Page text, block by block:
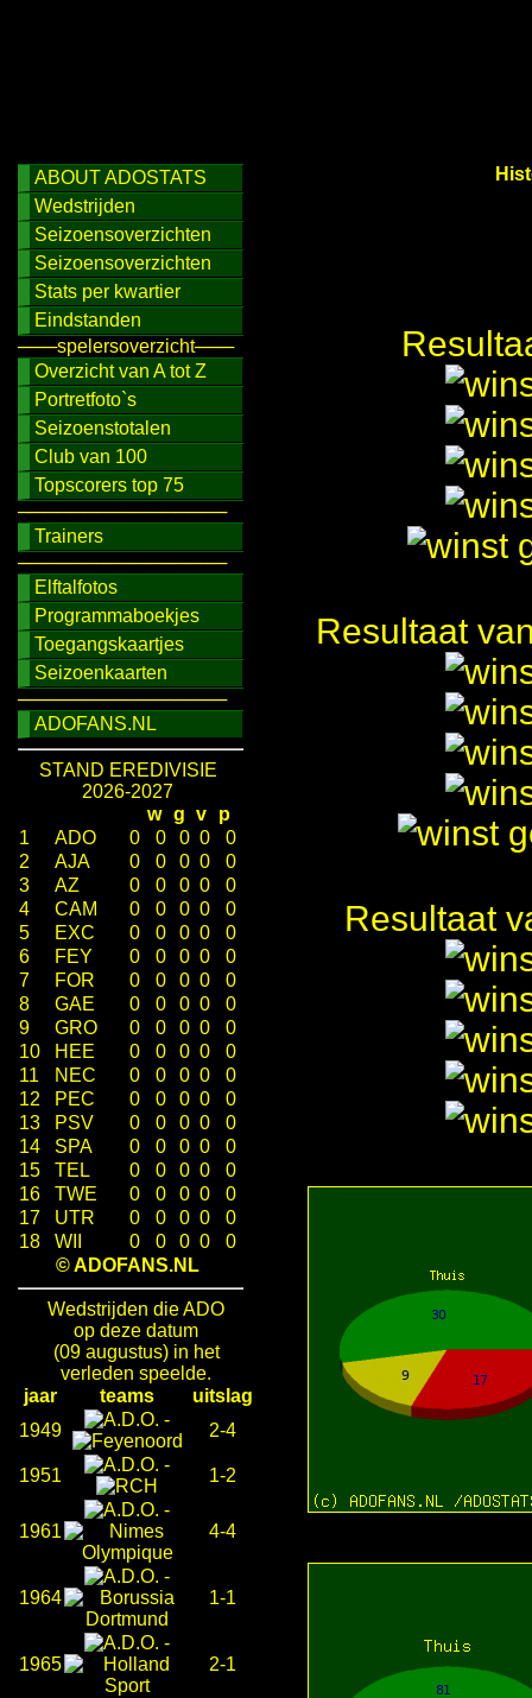
ABOUT ADOSTATS
Wedstrijden
Seizoensoverzichten
Seizoensoverzichten
Stats per kwartier
Eindstanden
───spelersoverzicht───
Overzicht van A tot Z
Portretfoto`s
Seizoenstotalen
Club van 100
Topscorers top 75
────────────────
Trainers
────────────────
Elftalfotos
Programmaboekjes
Toegangskaartjes
Seizoenkaarten
────────────────
ADOFANS.NL
STAND EREDIVISIE
2026-2027
w g v
p
1
ADO 0 0 0 0
0
2
AJA 0 0 0 0
0
3
AZ 0 0 0 0
0
4
CAM 0 0 0 0
0
5
EXC 0 0 0 0
0
6
FEY 0 0 0 0
0
7
FOR 0 0 0 0
0
8
GAE 0 0 0 0
0
9
GRO 0 0 0 0
0
10
HEE 0 0 0 0
0
11
NEC 0 0 0 0
0
12
PEC 0 0 0 0
0
13
PSV 0 0 0 0
0
14
SPA 0 0 0 0
0
15
TEL 0 0 0 0
0
16
TWE 0 0 0 0
0
17
UTR 0 0 0 0
0
18
WII 0 0 0 0
0
© ADOFANS.NL
Wedstrijden die ADO
op deze datum
(09 augustus) in het
verleden speelde.
jaar
teams
uitslag
1949
-
2-4
1951
-
1-2
1961
-
4-4
1964
-
1-1
1965
-
2-1
Resultaat
Resultaat